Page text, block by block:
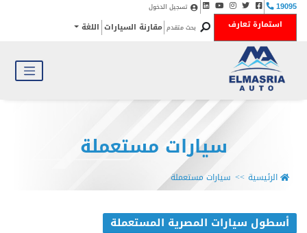
19095 تسجيل الدخول
استمارة تعارف بحث متقدم مقارنة السيارات اللغة
سيارات مستعملة
الرئيسية سيارات مستعملة
أسطول سيارات المصرية المستعملة